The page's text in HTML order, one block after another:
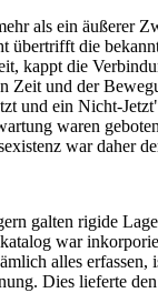
als ein äußerer
übertrifft die
kappt die
Zeit und der
und ein Nicht-
waren
war daher
galten rigide
war
alles
Dies lieferte